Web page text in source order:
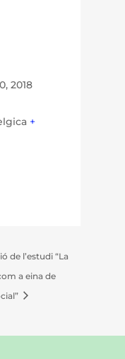
2018
+
de l’estudi “La
a eina de